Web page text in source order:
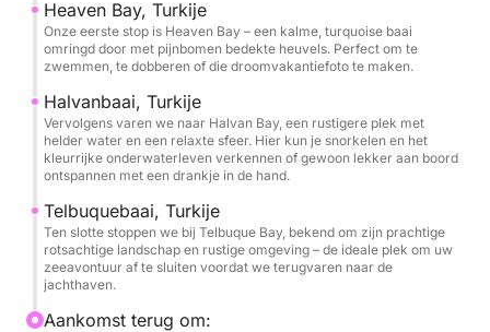
plek met helder water en een relaxte sfeer. Hier kunt
u snorkelen en het kleurrijke onderwaterleven
verkennen of gewoon ontspannen aan boord met
Tot slot stoppen we bij Telbuque Bay, bekend om
zijn prachtige rotsachtige landschap en rustige
sluiten voordat we terugvaren naar de jachthaven.
Heaven Bay, Turkije
Onze eerste stop is Heaven Bay – een kalme, turquoise baai
omringd door met pijnbomen bedekte heuvels. Perfect om te
zwemmen, te dobberen of die droomvakantiefoto te maken.
Halvanbaai, Turkije
Vervolgens varen we naar Halvan Bay, een rustigere plek met
helder water en een relaxte sfeer. Hier kun je snorkelen en het
kleurrijke onderwaterleven verkennen of gewoon lekker aan boord
ontspannen met een drankje in de hand.
Telbuquebaai, Turkije
Ten slotte stoppen we bij Telbuque Bay, bekend om zijn prachtige
rotsachtige landschap en rustige omgeving – de ideale plek om uw
zeeavontuur af te sluiten voordat we terugvaren naar de
jachthaven.
Aankomst terug om: